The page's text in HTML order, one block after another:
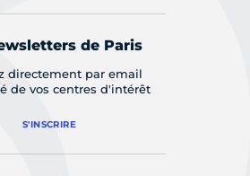
de Paris
directement par email
de vos centres d'intérêt
S'INSCRIRE